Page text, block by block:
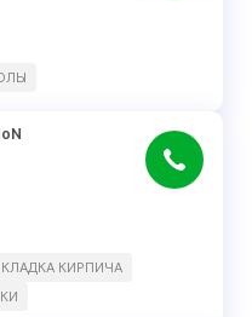
КЛАДКА КИРПИЧА